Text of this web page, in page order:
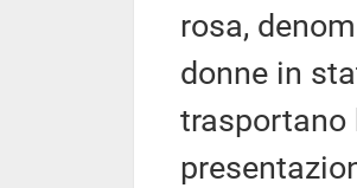
rosa,
donne in
trasportano